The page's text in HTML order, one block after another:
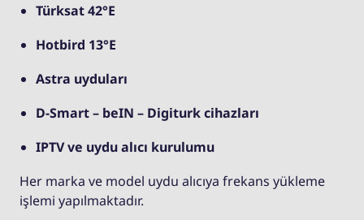
Türksat 42°E
Hotbird 13°E
Astra uyduları
D-Smart – beIN – Digiturk cihazları
IPTV ve uydu alıcı kurulumu
Her marka ve model uydu alıcıya frekans yükleme
işlemi yapılmaktadır.